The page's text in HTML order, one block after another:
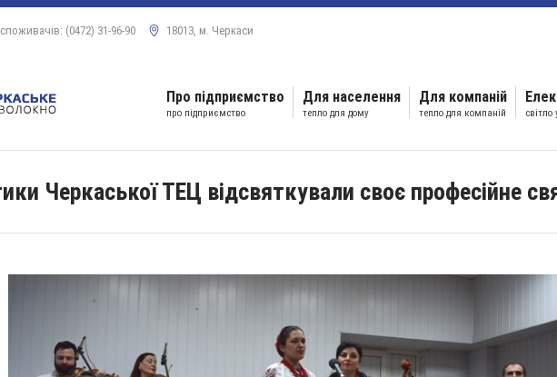
(0472) 31-96-90 18013, м. Черкаси
Про підприємство
про підприємство
Для населення
тепло для дому
Для компаній
тепло для компаній
Черкаської ТЕЦ відсвяткували своє професійне